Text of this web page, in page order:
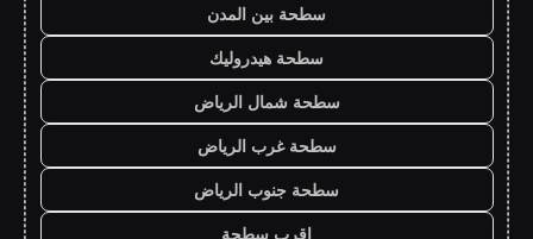
سطحة بين المدن
سطحة هيدروليك
سطحة شمال الرياض
سطحة غرب الرياض
سطحة جنوب الرياض
اقرب سطحة